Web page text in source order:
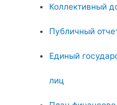
Коллективный
Публичный
Единый
лиц